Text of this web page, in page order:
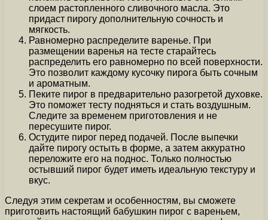
слоем растопленного сливочного масла. Это
придаст пирогу дополнительную сочность и
мягкость.
Равномерно распределите варенье. При
размещении варенья на тесте старайтесь
распределить его равномерно по всей поверхности.
Это позволит каждому кусочку пирога быть сочным
и ароматным.
Пеките пирог в предварительно разогретой духовке.
Это поможет тесту подняться и стать воздушным.
Следите за временем приготовления и не
пересушите пирог.
Остудите пирог перед подачей. После выпечки
дайте пирогу остыть в форме, а затем аккуратно
переложите его на поднос. Только полностью
остывший пирог будет иметь идеальную текстуру и
вкус.
Следуя этим секретам и особенностям, вы сможете
приготовить настоящий бабушкин пирог с вареньем,